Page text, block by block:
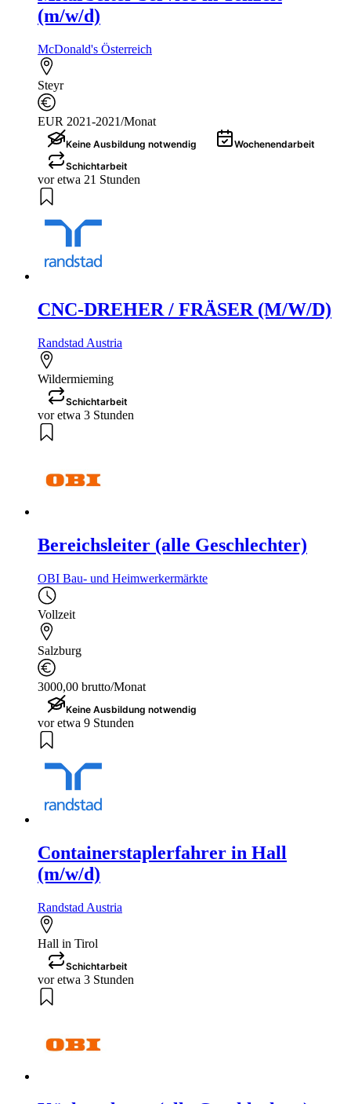
(m/w/d)
McDonald's Österreich
Steyr
EUR 2021-2021/Monat
Keine Ausbildung notwendig
Wochenendarbeit
Schichtarbeit
vor etwa 21 Stunden
CNC-DREHER / FRÄSER (M/W/D)
Randstad Austria
Wildermieming
Schichtarbeit
vor etwa 3 Stunden
Bereichsleiter (alle Geschlechter)
OBI Bau- und Heimwerkermärkte
Vollzeit
Salzburg
3000,00 brutto/Monat
Keine Ausbildung notwendig
vor etwa 9 Stunden
Containerstaplerfahrer in Hall
(m/w/d)
Randstad Austria
Hall in Tirol
Schichtarbeit
vor etwa 3 Stunden